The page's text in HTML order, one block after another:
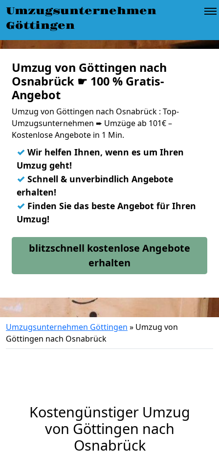
Umzugsunternehmen
Göttingen
Umzug von Göttingen nach
Osnabrück ☛ 100 % Gratis-
Angebot
Umzug von Göttingen nach Osnabrück : Top-
Umzugsunternehmen ➨ Umzüge ab 101€ –
Kostenlose Angebote in 1 Min.
✓ Wir helfen Ihnen, wenn es um Ihren
Umzug geht!
✓ Schnell & unverbindlich Angebote
erhalten!
✓ Finden Sie das beste Angebot für Ihren
Umzug!
blitzschnell kostenlose Angebote
erhalten
Umzugsunternehmen Göttingen » Umzug von
Göttingen nach Osnabrück
Kostengünstiger Umzug
von Göttingen nach
Osnabrück